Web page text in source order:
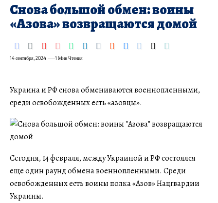
Снова большой обмен: воины
«Азова» возвращаются домой
14 сентября, 2024 1 Мин Чтения
Украина и РФ снова обмениваются военнопленными,
среди освобожденных есть «азовцы».
Сегодня, 14 февраля, между Украиной и РФ состоялся
еще один раунд обмена военнопленными. Среди
освобожденных есть воины полка «Азов» Нацгвардии
Украины.